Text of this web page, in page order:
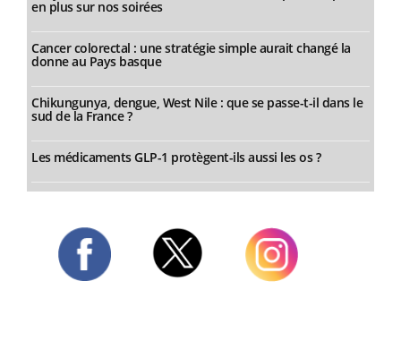
en plus sur nos soirées
Cancer colorectal : une stratégie simple aurait changé la
donne au Pays basque
Chikungunya, dengue, West Nile : que se passe-t-il dans le
sud de la France ?
Les médicaments GLP-1 protègent-ils aussi les os ?